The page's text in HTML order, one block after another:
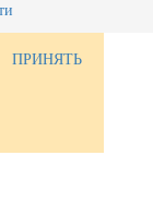
ПРИНЯТЬ